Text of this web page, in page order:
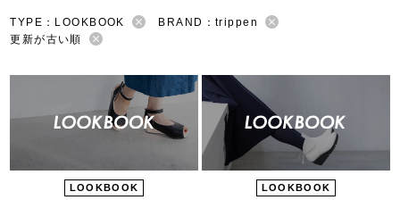
TYPE：LOOKBOOK
BRAND：trippen
更新が古い順
LOOKBOOK LOOKBOOK